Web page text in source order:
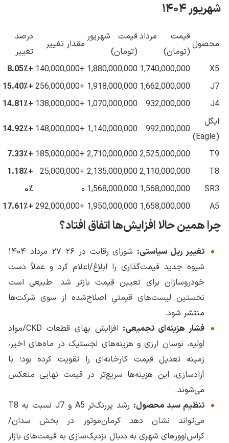
شهریور ۱۴۰۴
محصول
قیمت مرداد
(تومان)
قیمت شهریور
(تومان)
مقدار تغییر
درصد
تغییر
X5
1,740,000,000
1,880,000,000
+140,000,000
+8.05٪
J7
1,662,000,000
1,918,000,000
+256,000,000
+15.40٪
J4
932,000,000
1,070,000,000
+138,000,000
+14.81٪
ایگل
(Eagle)
992,000,000
1,140,000,000
+148,000,000 +14.92٪
T9
2,525,000,000
2,710,000,000
+185,000,000
+7.33٪
T8
2,110,000,000
2,135,000,000
+25,000,000
+1.18٪
SR3
1,568,000,000
1,568,000,000 ۰
۰٪
A5
1,658,000,000
1,950,000,000
+292,000,000 +17.61٪
چرا همین حالا افزایش‌ها اتفاق افتاد؟
تغییر ریل سیاستی:
شورای رقابت در ۲۶–۲۷ مرداد ۱۴۰۴
شیوه جدید قیمت‌گذاری را ابلاغ/اعلام کرد و عملاً دست
خودروسازان برای تعیین قیمت بازتر شد. طبیعی است
نخستین لیست‌های قیمتیِ اصلاح‌شده از سوی شرکت‌ها
منتشر شود.
فشار هزینه‌ای تجمیعی:
افزایش بهای قطعات CKD/مواد
اولیه، نوسان ارزی و هزینه‌های لجستیک در ماه‌های اخیر،
زمینه تعدیل قیمت کارخانه‌ای را تقویت کرده بود؛ با
آزادسازی، این هزینه‌ها سریع‌تر در قیمت نهایی منعکس
می‌شوند.
تنظیم سبد محصول:
رشد پررنگ‌تر A5 و J7 نسبت به T8
می‌تواند نشان دهد کرمان‌موتور در بخش سدان/
کراس‌اوورهای شهری به دنبال نزدیک‌سازی به قیمت‌های بازار